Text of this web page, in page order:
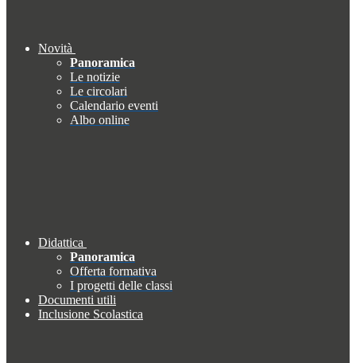
Novità
Panoramica
Le notizie
Le circolari
Calendario eventi
Albo online
Didattica
Panoramica
Offerta formativa
I progetti delle classi
Documenti utili
Inclusione Scolastica